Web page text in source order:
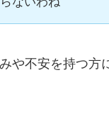
や不安を持つ方